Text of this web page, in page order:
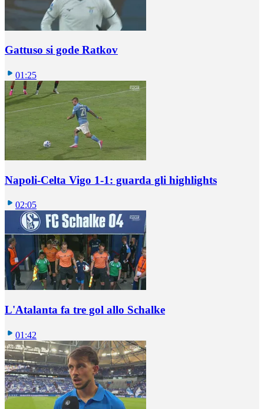
Gattuso si gode Ratkov
01:25
Napoli-Celta Vigo 1-1: guarda gli highlights
02:05
L'Atalanta fa tre gol allo Schalke
01:42